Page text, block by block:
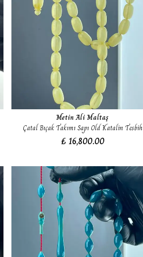
Metin Ali Maltaş
Çatal Bıçak Takımı Sapı Old Katalin Tesbih
₺ 16,800.00